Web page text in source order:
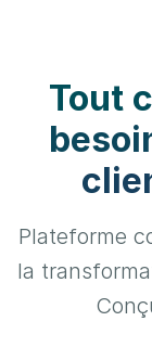
Tout
Plateforme
la